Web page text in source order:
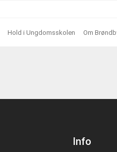
Hold i Ungdomsskolen Om
Info